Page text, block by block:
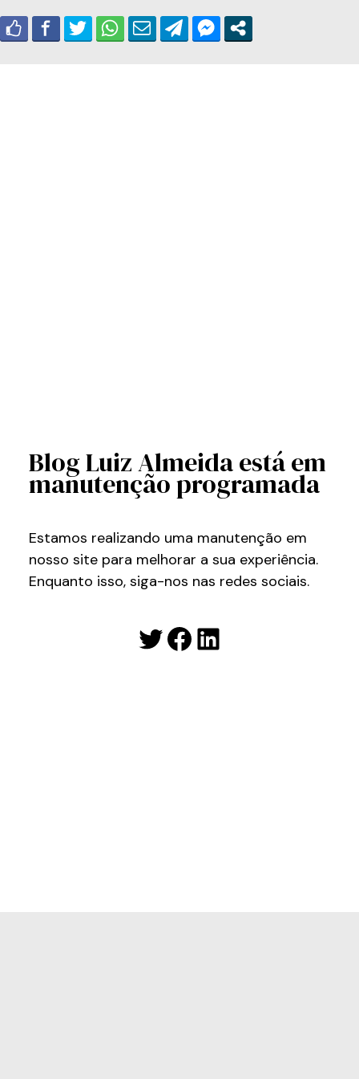
Blog Luiz Almeida está em
manutenção programada
Estamos realizando uma manutenção em
nosso site para melhorar a sua experiência.
Enquanto isso, siga-nos nas redes sociais.
Twitter
Facebook
LinkedIn